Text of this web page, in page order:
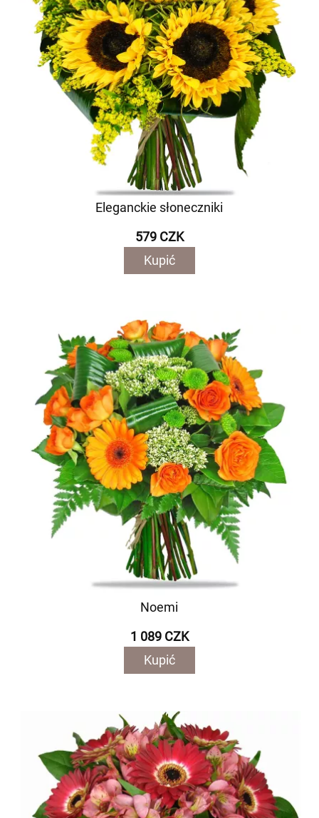
Eleganckie słoneczniki
579 CZK
Kupić
Noemi
1 089 CZK
Kupić